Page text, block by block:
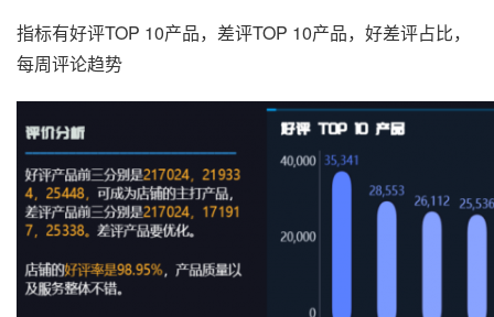
指标有好评TOP 10产品，差评TOP 10产品，好差评占比，
每周评论趋势